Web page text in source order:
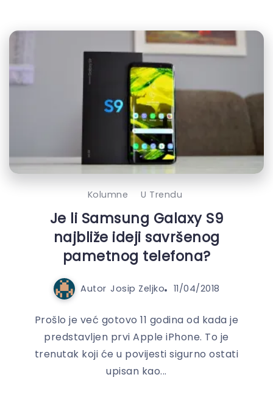
Kolumne U Trendu
Je li Samsung Galaxy S9
najbliže ideji savršenog
pametnog telefona?
Autor Josip Zeljko 11/04/2018
Prošlo je već gotovo 11 godina od kada je
predstavljen prvi Apple iPhone. To je
trenutak koji će u povijesti sigurno ostati
upisan kao...